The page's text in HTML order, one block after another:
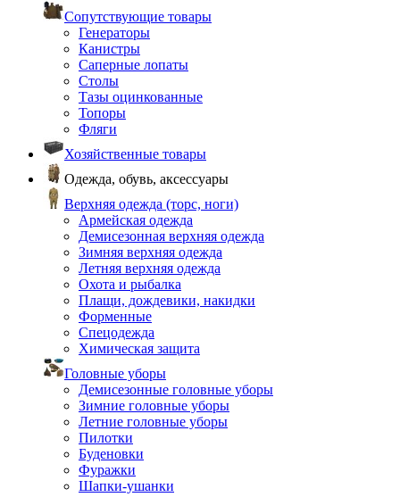
Сопутствующие товары
Генераторы
Канистры
Саперные лопаты
Столы
Тазы оцинкованные
Топоры
Фляги
Хозяйственные товары
Одежда, обувь, аксессуары
Верхняя одежда (торс, ноги)
Армейская одежда
Демисезонная верхняя одежда
Зимняя верхняя одежда
Летняя верхняя одежда
Охота и рыбалка
Плащи, дождевики, накидки
Форменные
Спецодежда
Химическая защита
Головные уборы
Демисезонные головные уборы
Зимние головные уборы
Летние головные уборы
Пилотки
Буденовки
Фуражки
Шапки-ушанки